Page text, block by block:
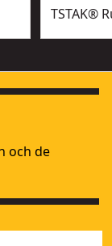
TSTAK®
och de